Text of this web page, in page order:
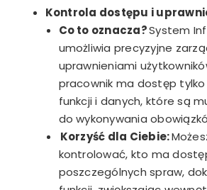
Kontrola dostępu i
Co to oznacza?System
umożliwia precyzyjne
uprawnieniami
pracownik ma dostęp
funkcji i danych, które są
do wykonywania
Korzyść dla Ciebie:
kontrolować, kto ma
poszczególnych spraw,